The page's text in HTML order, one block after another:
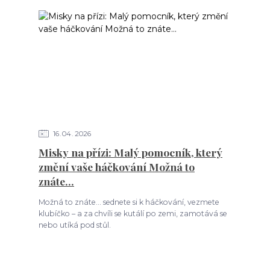
16 04 2026
Misky na přízi: Malý pomocník, který
změní vaše háčkování Možná to
znáte…
Možná to znáte… sednete si k háčkování, vezmete
klubíčko – a za chvíli se kutálí po zemi, zamotává se
nebo utíká pod stůl.